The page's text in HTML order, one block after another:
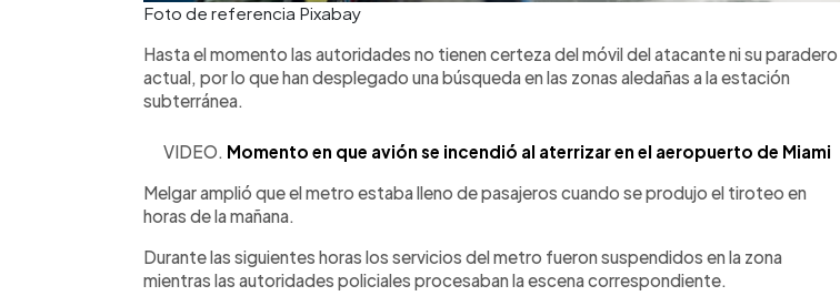
Foto de referencia Pixabay
Hasta el momento las autoridades no tienen certeza del móvil del atacante ni su paradero
actual, por lo que han desplegado una búsqueda en las zonas aledañas a la estación
subterránea.
VIDEO. Momento en que avión se incendió al aterrizar en el aeropuerto de Miami
Melgar amplió que el metro estaba lleno de pasajeros cuando se produjo el tiroteo en
horas de la mañana.
Durante las siguientes horas los servicios del metro fueron suspendidos en la zona
mientras las autoridades policiales procesaban la escena correspondiente.